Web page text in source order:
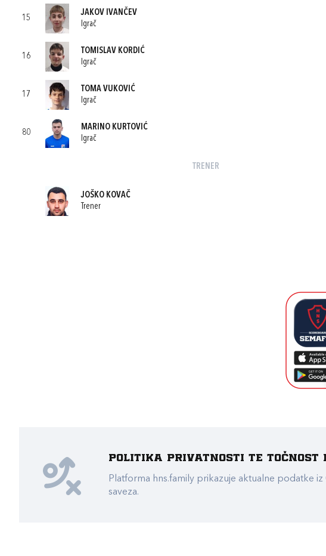
15
JAKOV IVANČEV
Igrač
16
TOMISLAV KORDIĆ
Igrač
17
TOMA VUKOVIĆ
Igrač
80
MARINO KURTOVIĆ
Igrač
TRENER
JOŠKO KOVAČ
Trener
Politika privatnosti te točnost i
Platforma hns.family prikazuje aktualne podatke
saveza.